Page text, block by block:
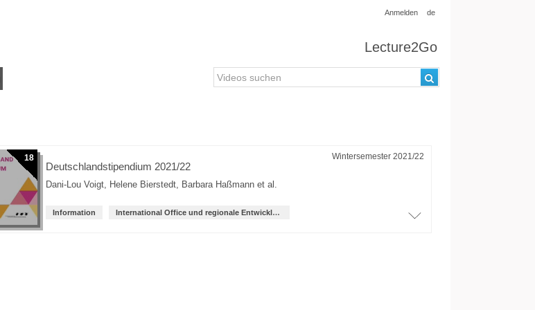
Anmelden de
Lecture2Go
18 Wintersemester 2021/22
Deutschlandstipendium 2021/22
Dani-Lou Voigt, Helene Bierstedt, Barbara Haßmann et al.
Information International Office und regionale Entwicklung